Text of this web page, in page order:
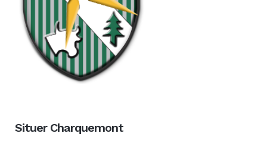
Situer Charquemont